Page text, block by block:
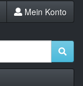
Mein Konto